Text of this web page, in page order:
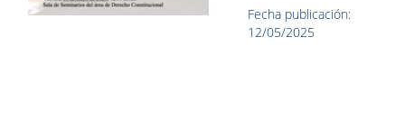
Fecha publicación:
12/05/2025